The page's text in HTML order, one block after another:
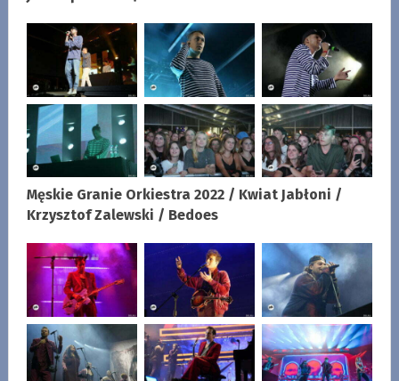
Męskie Granie Orkiestra 2022 / Kwiat Jabłoni /
Krzysztof Zalewski / Bedoes